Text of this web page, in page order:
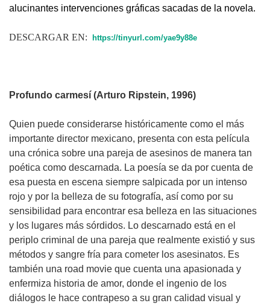
alucinantes intervenciones gráficas sacadas de la novela.
DESCARGAR EN: https://tinyurl.com/yae9y88e
Profundo carmesí (Arturo Ripstein, 1996)
Quien puede considerarse históricamente como el más
importante director mexicano, presenta con esta película
una crónica sobre una pareja de asesinos de manera tan
poética como descarnada. La poesía se da por cuenta de
esa puesta en escena siempre salpicada por un intenso
rojo y por la belleza de su fotografía, así como por su
sensibilidad para encontrar esa belleza en las situaciones
y los lugares más sórdidos. Lo descarnado está en el
periplo criminal de una pareja que realmente existió y sus
métodos y sangre fría para cometer los asesinatos. Es
también una road movie que cuenta una apasionada y
enfermiza historia de amor, donde el ingenio de los
diálogos le hace contrapeso a su gran calidad visual y